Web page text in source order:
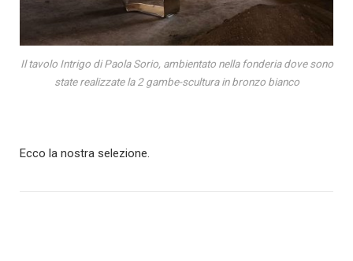
Il tavolo Intrigo di Paola Sorio, ambientato nella fonderia dove sono
state realizzate la 2 gambe-scultura in bronzo bianco
Ecco la nostra selezione.